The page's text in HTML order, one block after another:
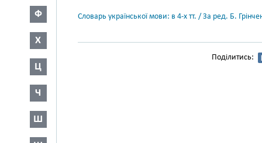
Ф
Х
Ц
Ч
Ш
Словарь української мови: в 4-х тт. / За ред. Б.
Поділитись: